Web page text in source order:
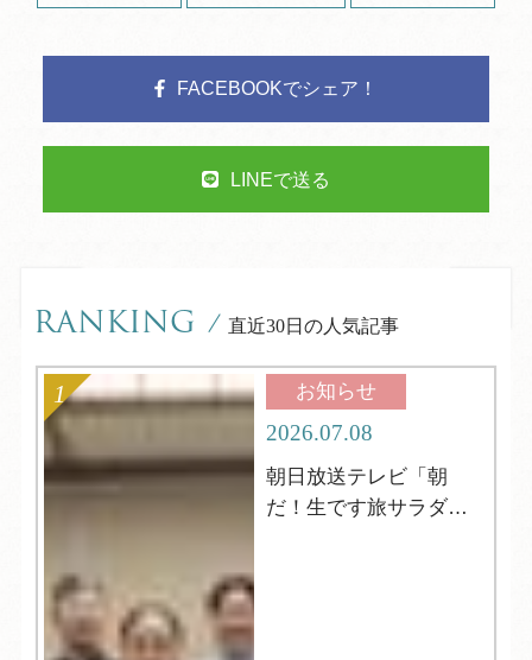
FACEBOOKでシェア！
LINEで送る
RANKING / 直近30日の人気記事
お知らせ
2026.07.08
朝日放送テレビ「朝
だ！生です旅サラダ」